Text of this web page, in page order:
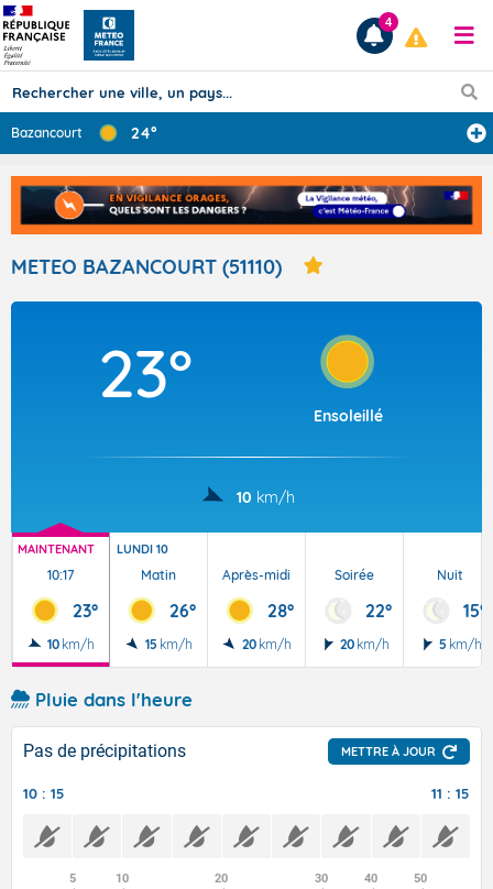
Prévisions
TOUS LES RÉSULTATS
Articles
4
Bazancourt 24°
METEO BAZANCOURT (51110)
23°
Ensoleillé
10 km/h
MAINTENANT
10:17
23°
10 km/h
LUNDI 10
Matin
26°
15 km/h
Après-midi
28°
20 km/h
Soirée
22°
20 km/h
Nuit
15°
5 km/h
Pluie dans l'heure
Pas de précipitations METTRE À JOUR
10 : 15 11 : 15
5
10
20
30
40
50